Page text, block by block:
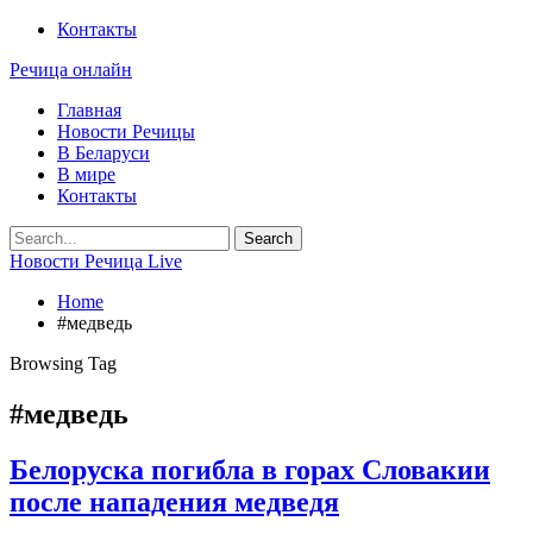
Контакты
Речица онлайн
Главная
Новости Речицы
В Беларуси
В мире
Контакты
Новости Речица Live
Home
#медведь
Browsing Tag
#медведь
Белоруска погибла в горах Словакии
после нападения медведя